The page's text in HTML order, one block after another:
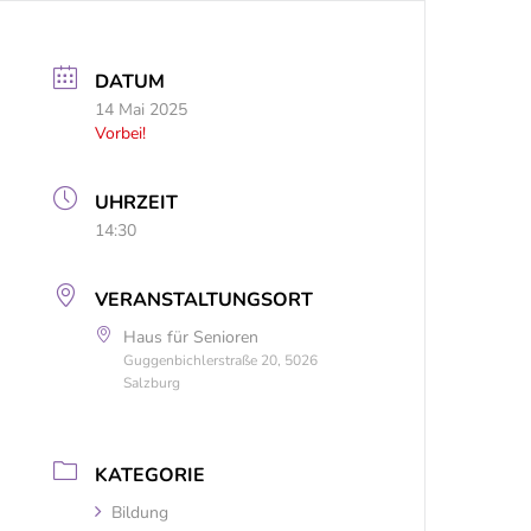
DATUM
14 Mai 2025
Vorbei!
UHRZEIT
14:30
VERANSTALTUNGSORT
Haus für Senioren
Guggenbichlerstraße 20, 5026
Salzburg
KATEGORIE
Bildung